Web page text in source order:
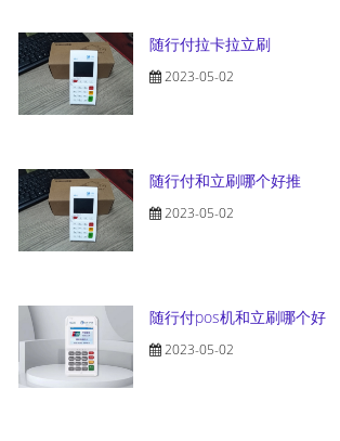
随行付拉卡拉立刷
2023-05-02
随行付和立刷哪个好推
2023-05-02
随行付pos机和立刷哪个好
2023-05-02